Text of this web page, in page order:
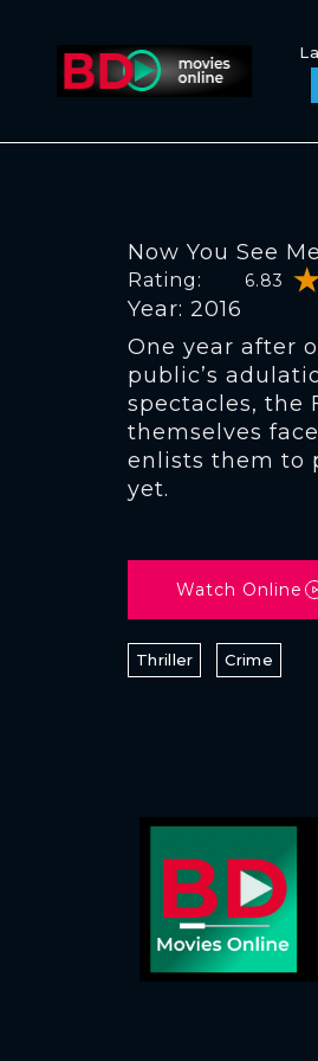
Now You See
Rating: 6.83
Year: 2016
One year after
public’s
spectacles, the
themselves
enlists them to
yet.
Watch Online
Thriller Crime